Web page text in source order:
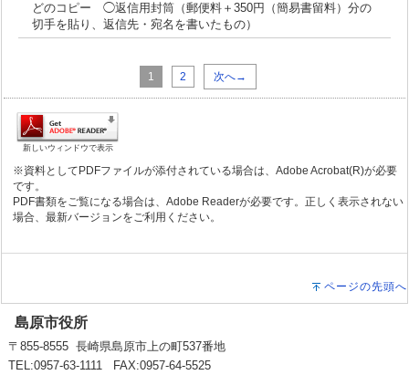
どのコピー ◯返信用封筒（郵便料＋350円（簡易書留料）分の
切手を貼り、返信先・宛名を書いたもの）
1 2 次へ→
新しいウィンドウで表示
※資料としてPDFファイルが添付されている場合は、Adobe Acrobat(R)が必要
です。
PDF書類をご覧になる場合は、Adobe Readerが必要です。正しく表示されない
場合、最新バージョンをご利用ください。
ページの先頭へ
島原市役所
〒855-8555 長崎県島原市上の町537番地
TEL:0957-63-1111 FAX:0957-64-5525